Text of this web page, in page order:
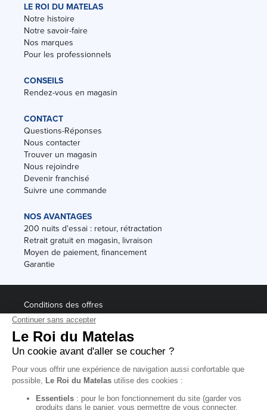
LE ROI DU MATELAS
Notre histoire
Notre savoir-faire
Nos marques
Pour les professionnels
CONSEILS
Rendez-vous en magasin
CONTACT
Questions-Réponses
Nous contacter
Trouver un magasin
Nous rejoindre
Devenir franchisé
Suivre une commande
NOS AVANTAGES
200 nuits d'essai : retour, rétractation
Retrait gratuit en magasin, livraison
Moyen de paiement, financement
Garantie
Conditions des offres
Black Friday
Destockage
Soldes
Conditions Générales de vente magasin
Conditions Générales de vente internet
Mentions Légales